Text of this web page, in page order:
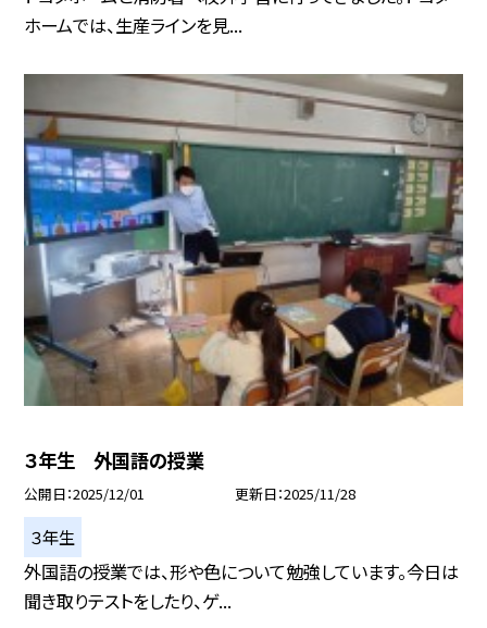
ホームでは、生産ラインを見...
３年生 外国語の授業
公開日 2025/12/01 更新日 2025/11/28
３年生
外国語の授業では、形や色について勉強しています。今日は
聞き取りテストをしたり、ゲ...